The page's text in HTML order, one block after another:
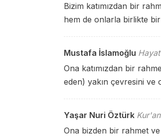
Bizim katımızdan bir
hem de onlarla birlikte
Mustafa İslamoğlu Hayat
Ona katımızdan bir
eden) yakın çevresini ve
Yaşar Nuri Öztürk
Ona bizden bir rahmet